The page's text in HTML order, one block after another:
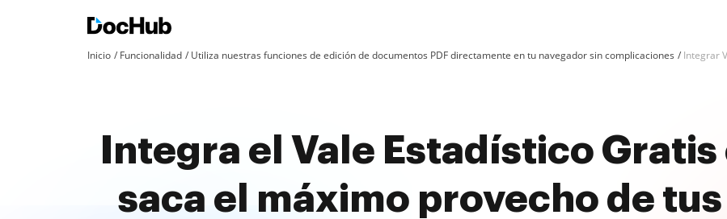
Inicio Funcionalidad Utiliza nuestras funciones de edición de documentos PDF directamente en tu navegador sin complicaciones Integrar
Integra el Vale Estadístico
saca el máximo provecho de